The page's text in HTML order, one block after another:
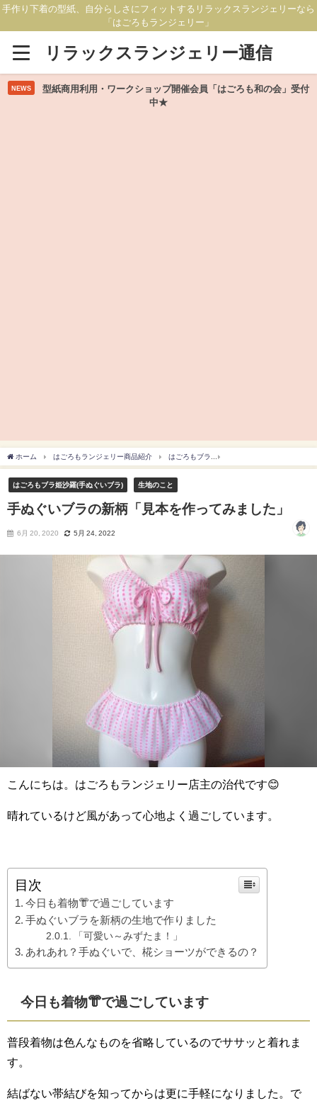
手作り下着の型紙、自分らしさにフィットするリラックスランジェリーなら
「はごろもランジェリー」
リラックスランジェリー通信
NEWS
型紙商用利用・ワークショップ開催会員「はごろも和の会」受付
中★
ホーム はごろもランジェリー商品紹介 はごろもブラ
はごろもブラ姫沙羅(手ぬぐいブラ) 生地のこと
手ぬぐいブラの新柄「見本を作ってみました」
6月 20, 2020 5月 24, 2022
こんにちは。はごろもランジェリー店主の治代です😊
晴れているけど風があって心地よく過ごしています。
目次
今日も着物👘で過ごしています
手ぬぐいブラを新柄の生地で作りました
「可愛い～みずたま！」
あれあれ？手ぬぐいで、椛ショーツができるの？
今日も着物👘で過ごしています
普段着物は色んなものを省略しているのでササッと着れま
す。
結ばない帯結びを知ってからは更に手軽になりました。で